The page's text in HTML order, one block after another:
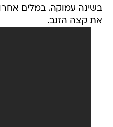
בשינה עמוקה. במלים
את קצה הזנב.